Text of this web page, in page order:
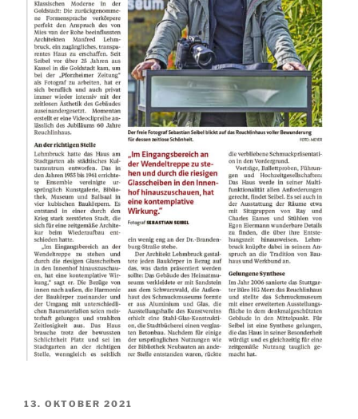
VERÖFFENTLICHT
13. OKTOBER 2021